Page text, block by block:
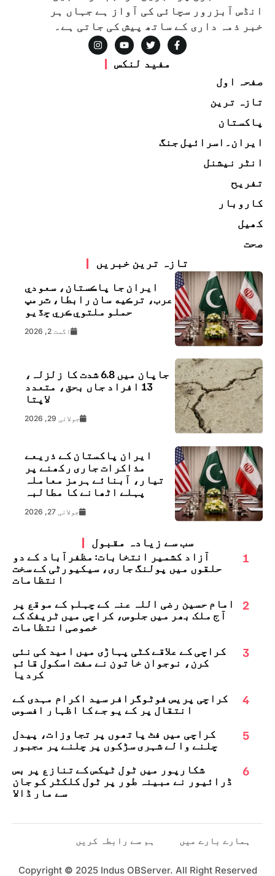
انڈس آبزرور سچائی کی آواز ہے جہاں ہر
خبر ذمہ داری کے ساتھ پیش کی جاتی ہے۔
مفید لنکس
صفحہ اول
تازہ ترین
پاکستان
ایران۔اسرائیل جنگ
انٹر نیشنل
تفریح
کاروبار
کھیل
صحت
تازہ ترین خبریں
ايران جا پاڪستان، سعودي
عرب، ترڪيه سان رابطا، ٽرمپ
حملو ملتوي ڪري ڇڏيو
اگست 2, 2026
جاپان میں 6.8 شدت کا زلزلہ،
13 افراد جاں بحق، متعدد
لاپتا
جولائی 29, 2026
ایران پاکستان کے ذریعے
مذاکرات جاری رکھنے پر
تیار، آبنائے ہرمز معاملہ
پہلے اٹھانے کا مطالبہ
جولائی 27, 2026
سب سے زیادہ مقبول
1
آزاد کشمیر انتخابات: مظفرآباد کے دو
حلقوں میں پولنگ جاری، سیکیورٹی کے سخت
انتظامات
2
امام حسین رضی اللہ عنہ کے چہلم کے موقع پر
آج ملک بھر میں جلوس، کراچی میں ٹریفک کے
خصوصی انتظامات
3
کراچی کے علاقے کٹی پہاڑی میں امید کی نئی
کرن، نوجوان خاتون نے مفت اسکول قائم
کردیا
4
کراچی پریس فوٹوگرافر سید اکرام مہدی کے
انتقال پر کے یو جے کا اظہارِ افسوس
5
کراچی میں فٹ پاتھوں پر تجاوزات، پیدل
چلنے والے شہری سڑکوں پر چلنے پر مجبور
6
شکارپور میں ٹول ٹیکس کے تنازع پر بس
ڈرائیور نے مبینہ طور پر ٹول کلکٹر کو جان
سے مار ڈالا
ہمارے بارے میں ہم سے رابطہ کریں
Copyright © 2025 Indus OBServer. All Right Reserved